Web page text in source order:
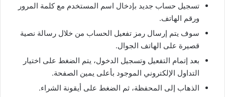
تسجيل حساب جديد بإدخال اسم المستخدم مع كلمة المرور
ورقم الهاتف.
سوف يتم إرسال رمز تفعيل الحساب من خلال رسالة نصية
قصيرة على الهاتف الجوال.
بعد إتمام التفعيل وتسجيل الدخول، يتم الضغط على اختيار
التداول الإلكتروني الموجود بأعلى يمين الصفحة.
الذهاب إلى المحفظة، ثم الضغط على أيقونة الشراء.